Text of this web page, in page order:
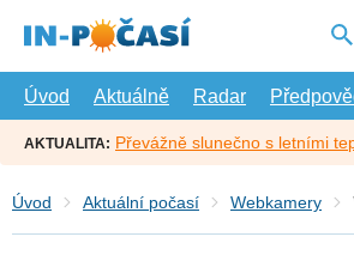
hlavní
Úvod
Aktuálně Radar
AKTUALITA: Převážně slunečno s letními
Úvod Aktuální počasí Webkamery